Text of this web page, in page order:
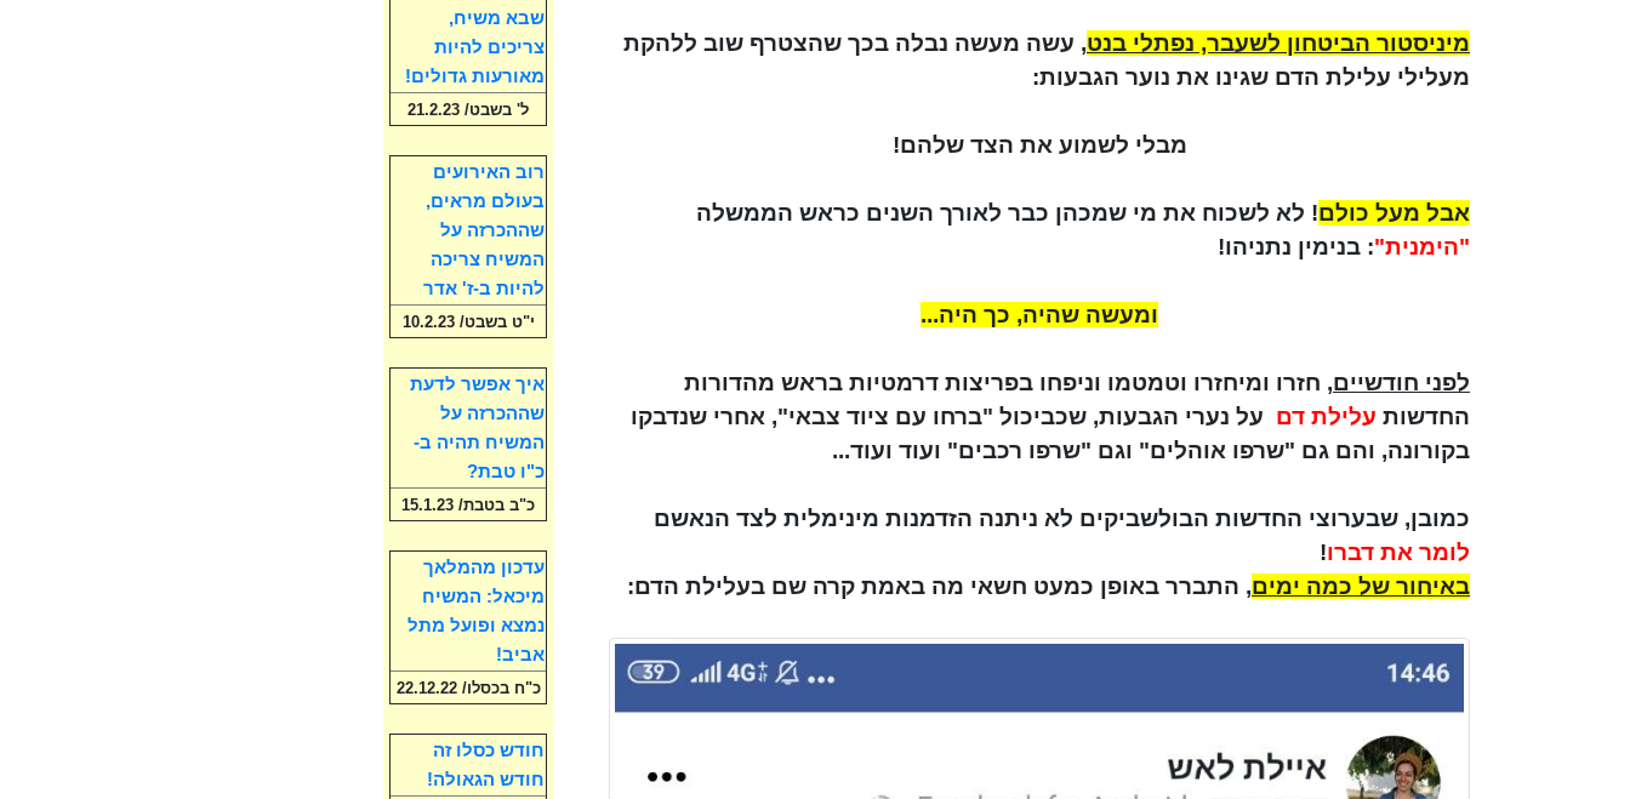
מיניסטור הביטחון לשעבר, נפתלי בנט, עשה מעשה נבלה בכך שהצטרף שוב ללהקת
מעלילי עלילת הדם שגינו את נוער הגבעות:
מבלי לשמוע את הצד שלהם!
אבל מעל כולם! לא לשכוח את מי שמכהן כבר לאורך השנים כראש הממשלה
"הימנית": בנימין נתניהו!
ומעשה שהיה, כך היה...
לפני חודשיים, חזרו ומיחזרו וטמטמו וניפחו בפריצות דרמטיות בראש מהדורות
החדשות עלילת דם על נערי הגבעות, שכביכול "ברחו עם ציוד צבאי", אחרי שנדבקו
בקורונה, והם גם "שרפו אוהלים" וגם "שרפו רכבים" ועוד ועוד...
כמובן, שבערוצי החדשות הבולשביקים לא ניתנה הזדמנות מינימלית לצד הנאשם
לומר את דברו!
באיחור של כמה ימים, התברר באופן כמעט חשאי מה באמת קרה שם בעלילת הדם:
שבא משיח,
צריכים להיות
מאורעות גדולים!
ל' בשבט/ 21.2.23
רוב האירועים
בעולם מראים,
שההכרזה על
המשיח צריכה
להיות ב-ז' אדר
י"ט בשבט/ 10.2.23
איך אפשר לדעת
שההכרזה על
המשיח תהיה ב-
כ"ו טבת?
כ"ב בטבת/ 15.1.23
עדכון מהמלאך
מיכאל: המשיח
נמצא ופועל מתל
אביב!
כ"ח בכסלו/ 22.12.22
חודש כסלו זה
חודש הגאולה!